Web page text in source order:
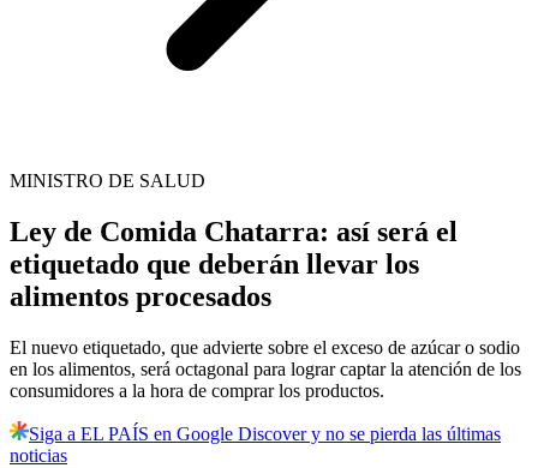
MINISTRO DE SALUD
Ley de Comida Chatarra: así será el
etiquetado que deberán llevar los
alimentos procesados
El nuevo etiquetado, que advierte sobre el exceso de azúcar o sodio
en los alimentos, será octagonal para lograr captar la atención de los
consumidores a la hora de comprar los productos.
Siga a EL PAÍS en Google Discover y no se pierda las últimas
noticias